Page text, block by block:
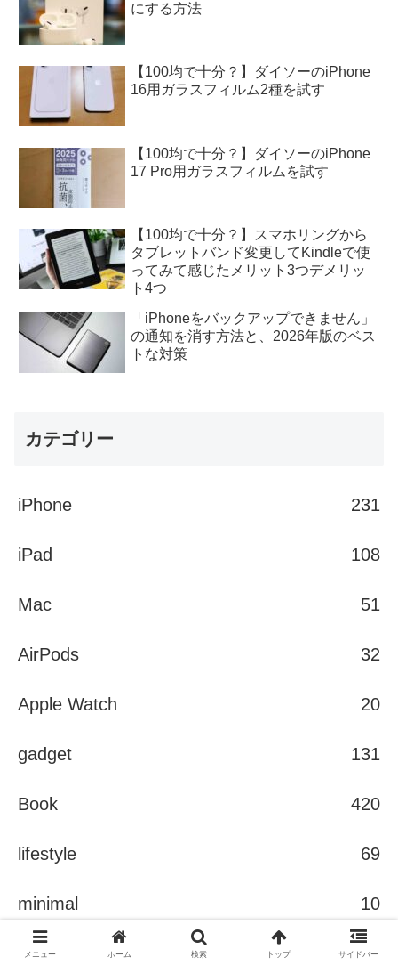
にする方法
【100均で十分？】ダイソーのiPhone
16用ガラスフィルム2種を試す
【100均で十分？】ダイソーのiPhone
17 Pro用ガラスフィルムを試す
【100均で十分？】スマホリングから
タブレットバンド変更してKindleで使
ってみて感じたメリット3つデメリッ
ト4つ
「iPhoneをバックアップできません」
の通知を消す方法と、2026年版のベス
トな対策
カテゴリー
iPhone 231
iPad 108
Mac 51
AirPods 32
Apple Watch 20
gadget 131
Book 420
lifestyle 69
minimal 10
旅行 24
メニュー ホーム 検索 トップ サイドバー